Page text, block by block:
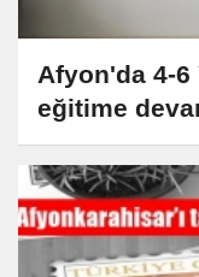
Afyon'da 4-6
eğitime